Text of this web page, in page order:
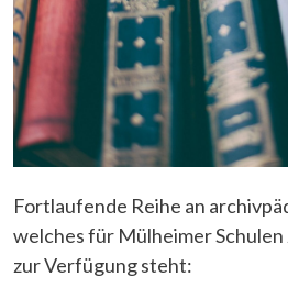
Fortlaufende Reihe an
welches für Mülheimer
zur Verfügung steht: